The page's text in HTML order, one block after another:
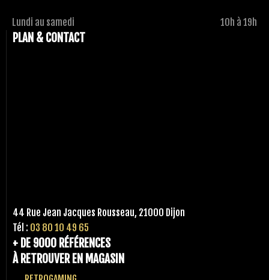
Lundi au samedi 10h à 19h
PLAN & CONTACT
44 Rue Jean Jacques Rousseau, 21000 Dijon
Tél : 03 80 10 49 65
+ DE 9000 RÉFÉRENCES
À RETROUVER EN MAGASIN